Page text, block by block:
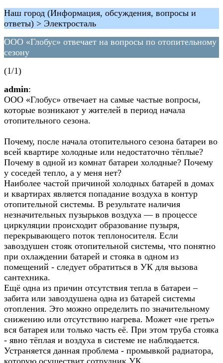
Наш город (Информация, обсуждения, вопросы и
ответы) > Электросталь
ООО «Глобус» отвечает на вопросы по отопительному
сезону
(1/1)
admin:
ООО «Глобус» отвечает на самые частые вопросы,
которые возникают у жителей в период начала
отопительного сезона.
Почему, после начала отопительного сезона батареи во
всей квартире холодные или недостаточно тёплые?
Почему в одной из комнат батареи холодные? Почему
у соседей тепло, а у меня нет?
Наиболее частой причиной холодных батарей в домах
и квартирах является попадание воздуха в контур
отопительной системы. В результате наличия
незначительных пузырьков воздуха — в процессе
циркуляции происходит образование пузыря,
перекрывающего поток теплоносителя. Если
завоздушен стояк отопительной системы, что понятно
при охлаждении батарей и стояка в одном из
помещений - следует обратиться в УК для вызова
сантехника.
Ещё одна из причин отсутствия тепла в батареи –
забита или завоздушена одна из батарей системы
отопления. Это можно определить по значительному
снижению или отсутствию нагрева. Может «не греть»
вся батарея или только часть её. При этом труба стояка
- явно тёплая и воздуха в системе не наблюдается.
Устраняется данная проблема - промывкой радиатора,
которую осуществит сотрудник УК.